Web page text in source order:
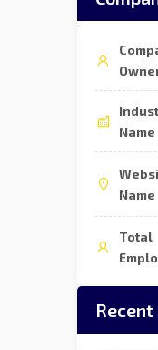
Name
Name
Total